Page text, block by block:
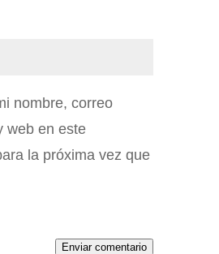
nombre, correo
web en este
la próxima vez que
Enviar comentario